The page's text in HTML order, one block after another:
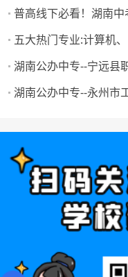
普高线下必看！湖南
湖南公办中专--宁远县